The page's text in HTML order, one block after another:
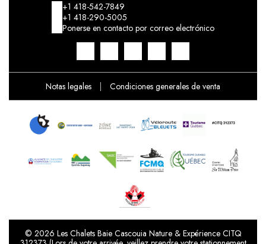
+1 418-542-7849
+1 418-290-5005
Ponerse en contacto por correo electrónico
Notas legales Condiciones generales de venta
© 2026 Les Chalets Baie Cascouia Nature & Expérience CITQ